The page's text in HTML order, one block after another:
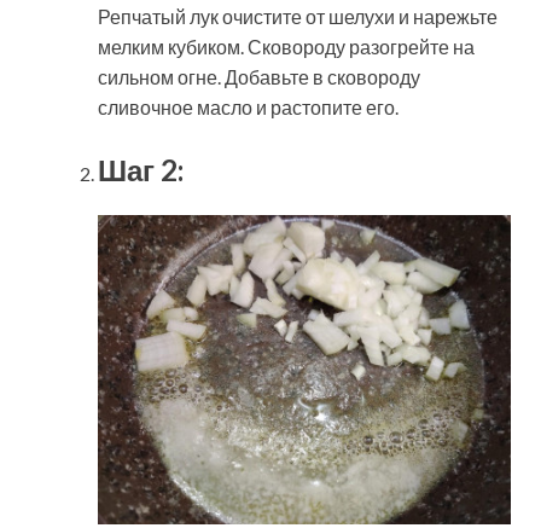
Репчатый лук очистите от шелухи и нарежьте
мелким кубиком. Сковороду разогрейте на
сильном огне. Добавьте в сковороду
сливочное масло и растопите его.
Шаг 2: